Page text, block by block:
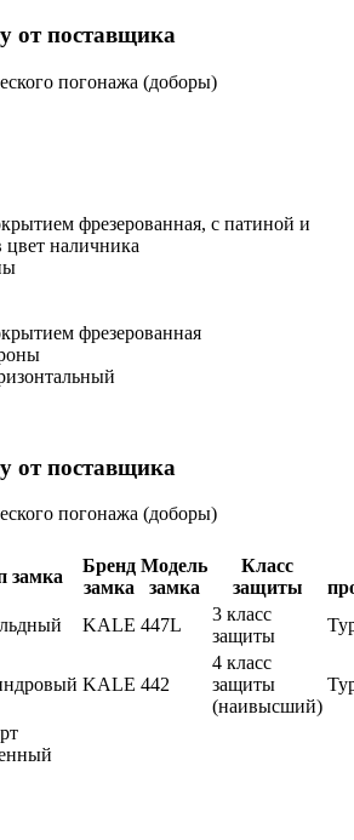
от поставщика
погонажа (доборы)
фрезерованная, с патиной и
цвет наличника
фрезерованная
от поставщика
погонажа (доборы)
замка
Бренд
замка
Модель
замка
Класс
защиты
KALE 447L
3 класс
защиты
KALE 442
4 класс
защиты
(наивысший)